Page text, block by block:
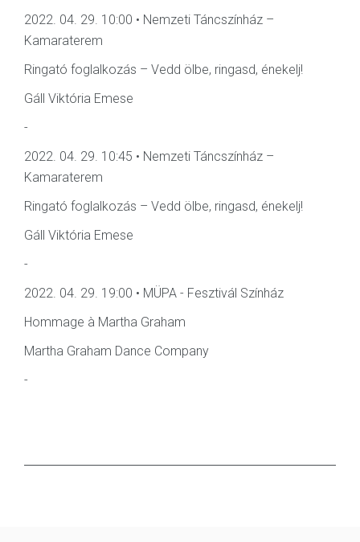
2022. 04. 29. 10:00 • Nemzeti Táncszínház –
Kamaraterem
Ringató foglalkozás – Vedd ölbe, ringasd, énekelj!
Gáll Viktória Emese
-
2022. 04. 29. 10:45 • Nemzeti Táncszínház –
Kamaraterem
Ringató foglalkozás – Vedd ölbe, ringasd, énekelj!
Gáll Viktória Emese
-
2022. 04. 29. 19:00 • MÜPA - Fesztivál Színház
Hommage à Martha Graham
Martha Graham Dance Company
-